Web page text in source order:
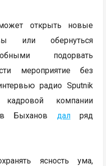
открыть новые
или обернуться
подорвать
мероприятие без
радио Sputnik
компании
Быханов далряд
ясность ума,